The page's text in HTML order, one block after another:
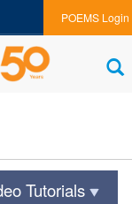
POEMS Login
Tutorials